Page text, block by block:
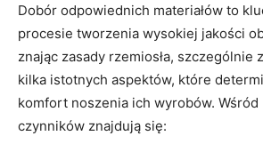
Dobór odpowiednich materiałów to
procesie tworzenia wysokiej jakości
znając zasady rzemiosła, szczególnie
kilka istotnych aspektów, które
komfort noszenia ich wyrobów.
czynników znajdują się: